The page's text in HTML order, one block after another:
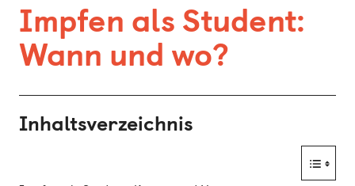
München
Nürnberg
Impfen als Student:
Wann und wo?
Inhaltsverzeichnis